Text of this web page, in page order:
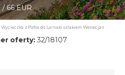
/ 66 EUR
Wycieczka z Pafos do Larnaki szlakiem Wenecjan
oferty:32/18107